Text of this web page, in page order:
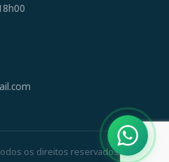
os direitos reservados.